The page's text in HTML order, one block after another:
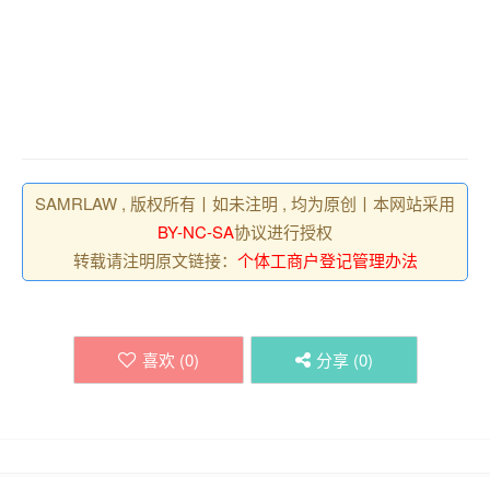
SAMRLAW , 版权所有丨如未注明 , 均为原创丨本网站采用
BY-NC-SA协议进行授权
转载请注明原文链接： 个体工商户登记管理办法
喜欢 (0) 分享 (0)